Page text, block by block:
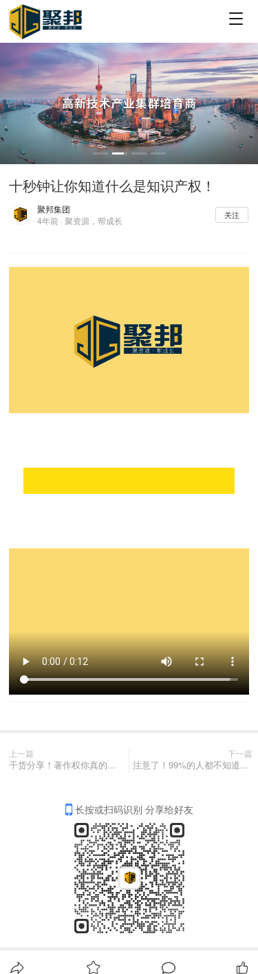
T
g
g
l
e
n
a
v
i
o
n
十秒钟让你知道什么是知识产权！
聚邦集团
4年前 · 聚资源，帮成长
关注
上一篇
干货分享！著作权你真的了解么？
下一篇
注意了！99%的人都不知道商标续展怎么做...
长按或扫码识别 分享给好友